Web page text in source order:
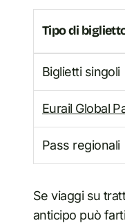
Tipo di
Biglietti singoli
Eurail Global
Pass regionali
Se viaggi su
anticipo può